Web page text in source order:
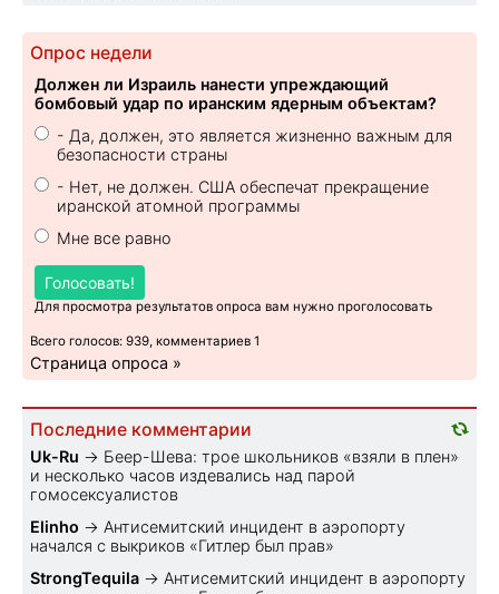
Опрос недели
Должен ли Израиль нанести упреждающий
бомбовый удар по иранским ядерным объектам?
- Да, должен, это является жизненно важным для
безопасности страны
- Нет, не должен. США обеспечат прекращение
иранской атомной программы
Мне все равно
Голосовать!
Для просмотра результатов опроса вам нужно проголосовать
Всего голосов: 939, комментариев 1
Страница опроса »
Последние комментарии
Uk-Ru → Беер-Шева: трое школьников «взяли в плен»
и несколько часов издевались над парой
гомосексуалистов
Elinho → Антисемитский инцидент в аэропорту
начался с выкриков «Гитлер был прав»
StrongTequila → Антисемитский инцидент в аэропорту